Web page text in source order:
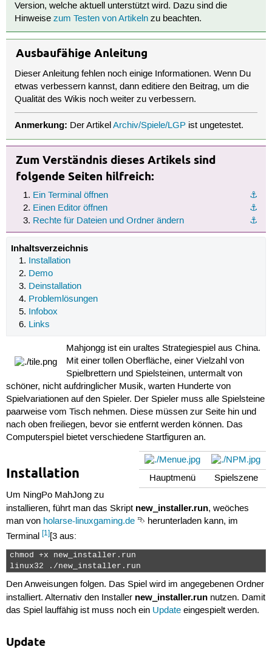
Version, welche aktuell unterstützt wird. Dazu sind die
Hinweisezum Testen von Artikeln zu beachten.
Ausbaufähige Anleitung
Dieser Anleitung fehlen noch einige Informationen. Wenn Du
etwas verbessern kannst, dann editiere den Beitrag, um die
Qualität des Wikis noch weiter zu verbessern.
Anmerkung: Der ArtikelArchiv/Spiele/LGP ist ungetestet.
Zum Verständnis dieses Artikels sind
folgende Seiten hilfreich:
⚓︎
Ein Terminal öffnen
⚓︎
Einen Editor öffnen
⚓︎
Rechte für Dateien und Ordner ändern
Inhaltsverzeichnis
Installation
Demo
Deinstallation
Problemlösungen
Infobox
Links
Mahjongg ist ein uraltes Strategiespiel aus China.
Mit einer tollen Oberfläche, einer Vielzahl von
Spielbrettern und Spielsteinen, untermalt von
schöner, nicht aufdringlicher Musik, warten Hunderte von
Spielvariationen auf den Spieler. Der Spieler muss alle Spielsteine
paarweise vom Tisch nehmen. Diese müssen zur Seite hin und
nach oben freiliegen, bevor sie entfernt werden können. Das
Computerspiel bietet verschiedene Startfiguren an.
Hauptmenü Spielszene
Installation
Um NingPo MahJong zu
installieren, führt man das Skript new_installer.run, weöches
man von holarse-linuxgaming.de⮷ herunterladen kann, im
Terminal [1][3 aus:
chmod +x new_installer.run
linux32 ./new_installer.run
Den Anweisungen folgen. Das Spiel wird im angegebenen Ordner
installiert. Alternativ den Installer new_installer.runnutzen. Damit
das Spiel lauffähig ist muss noch ein Updateeingespielt werden.
Update